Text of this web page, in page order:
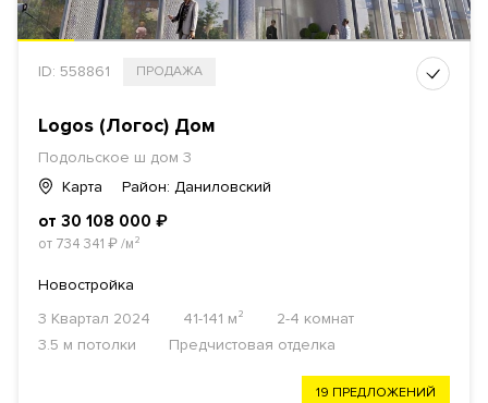
ID: 558861 ПРОДАЖА
Logos (Логос) Дом
Подольское ш дом 3
Карта
Район: Даниловский
от 30 108 000 ₽
от 734 341 ₽/м²
Новостройка
3 Квартал 2024
41-141 м²
2-4 комнат
3.5 м потолки
Предчистовая отделка
19 ПРЕДЛОЖЕНИЙ